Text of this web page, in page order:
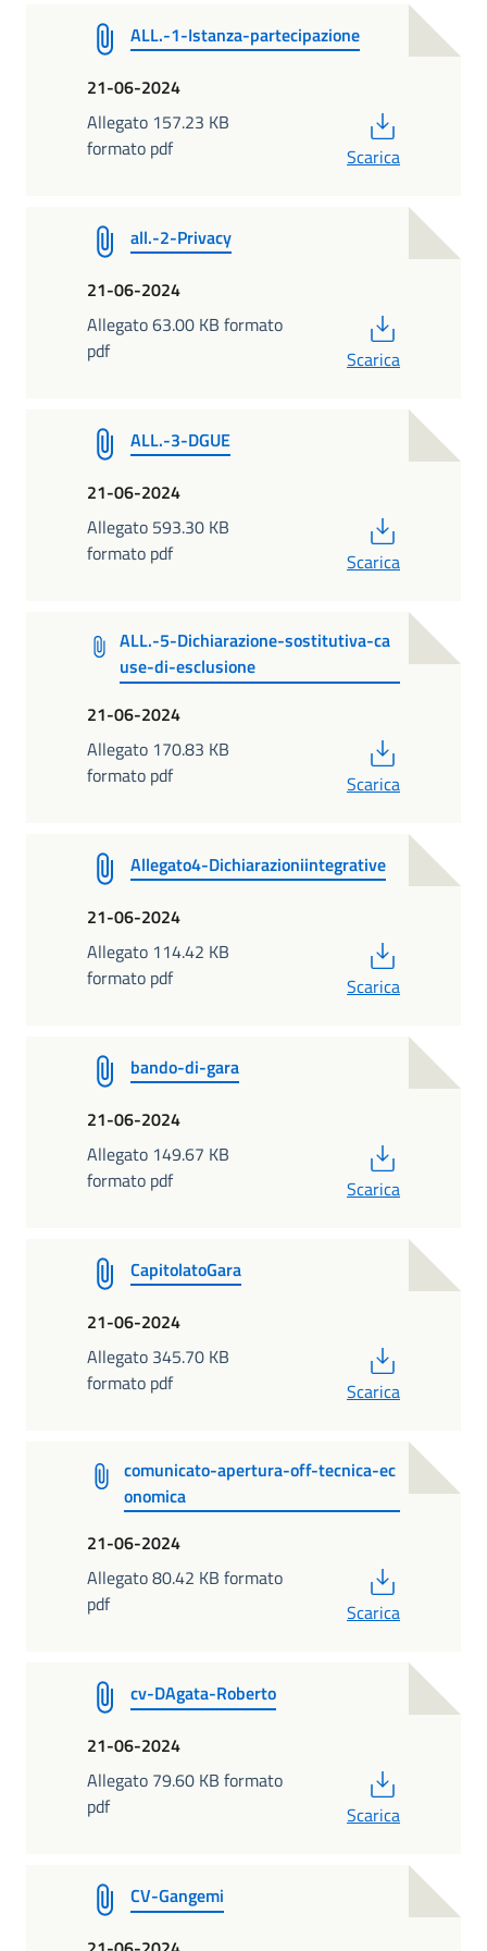
ALL.-1-Istanza-partecipazione
21-06-2024
Allegato 157.23 KB
formato pdf
Scarica
all.-2-Privacy
21-06-2024
Allegato 63.00 KB formato
pdf
Scarica
ALL.-3-DGUE
21-06-2024
Allegato 593.30 KB
formato pdf
Scarica
ALL.-5-Dichiarazione-sostitutiva-ca
use-di-esclusione
21-06-2024
Allegato 170.83 KB
formato pdf
Scarica
Allegato4-Dichiarazioniintegrative
21-06-2024
Allegato 114.42 KB
formato pdf
Scarica
bando-di-gara
21-06-2024
Allegato 149.67 KB
formato pdf
Scarica
CapitolatoGara
21-06-2024
Allegato 345.70 KB
formato pdf
Scarica
comunicato-apertura-off-tecnica-ec
onomica
21-06-2024
Allegato 80.42 KB formato
pdf
Scarica
cv-DAgata-Roberto
21-06-2024
Allegato 79.60 KB formato
pdf
Scarica
CV-Gangemi